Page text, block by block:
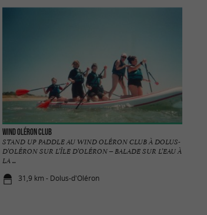
Wind Oléron Club
STAND UP PADDLE AU WIND OLÉRON CLUB À DOLUS-
D’OLÉRON SUR L’ÎLE D’OLÉRON – BALADE SUR L’EAU À
LA ...
31,9 km - Dolus-d'Oléron